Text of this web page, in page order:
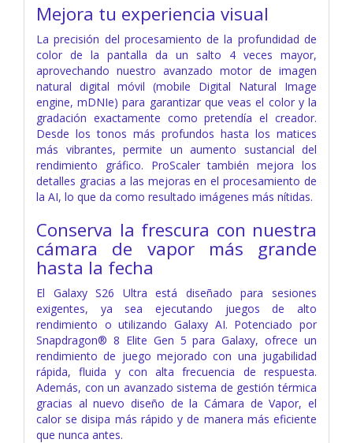
Mejora tu experiencia visual
La precisión del procesamiento de la profundidad de
color de la pantalla da un salto 4 veces mayor,
aprovechando nuestro avanzado motor de imagen
natural digital móvil (mobile Digital Natural Image
engine, mDNIe) para garantizar que veas el color y la
gradación exactamente como pretendía el creador.
Desde los tonos más profundos hasta los matices
más vibrantes, permite un aumento sustancial del
rendimiento gráfico. ProScaler también mejora los
detalles gracias a las mejoras en el procesamiento de
la AI, lo que da como resultado imágenes más nítidas.
Conserva la frescura con nuestra
cámara de vapor más grande
hasta la fecha
El Galaxy S26 Ultra está diseñado para sesiones
exigentes, ya sea ejecutando juegos de alto
rendimiento o utilizando Galaxy AI. Potenciado por
Snapdragon® 8 Elite Gen 5 para Galaxy, ofrece un
rendimiento de juego mejorado con una jugabilidad
rápida, fluida y con alta frecuencia de respuesta.
Además, con un avanzado sistema de gestión térmica
gracias al nuevo diseño de la Cámara de Vapor, el
calor se disipa más rápido y de manera más eficiente
que nunca antes.